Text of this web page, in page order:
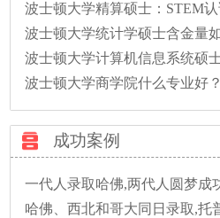
波士顿大学统计学硕士含金量
波士顿大学计算机信息系统硕
波士顿大学商学院什么专业好？
成功案例
一代人录取哈佛,两代人圆梦成
哈佛、西北和哥大同日录取,托